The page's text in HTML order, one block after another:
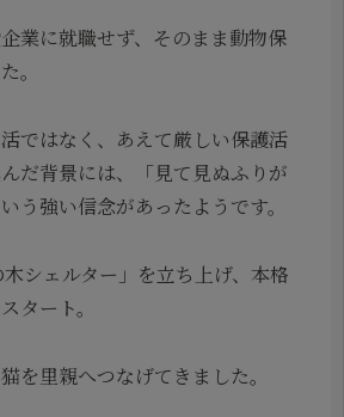
業に就職せず、そのまま動物保
。
ではなく、あえて厳しい保護活
だ背景には、「見て見ぬふりが
う強い信念があったようです。
シェルター」を立ち上げ、本格
タート。
を里親へつなげてきました。